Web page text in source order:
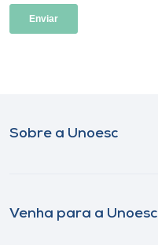
Sobre a Unoesc
Venha para a Unoesc